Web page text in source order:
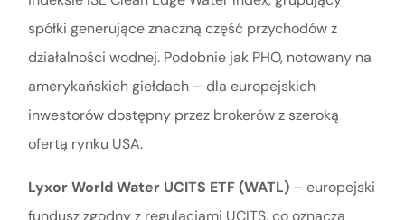
spółki generujące znaczną część przychodów z
działalności wodnej. Podobnie jak PHO, notowany na
amerykańskich giełdach – dla europejskich
inwestorów dostępny przez brokerów z szeroką
ofertą rynku USA.
Lyxor World Water UCITS ETF (WATL)– europejski
fundusz zgodny z regulacjami UCITS, co oznacza